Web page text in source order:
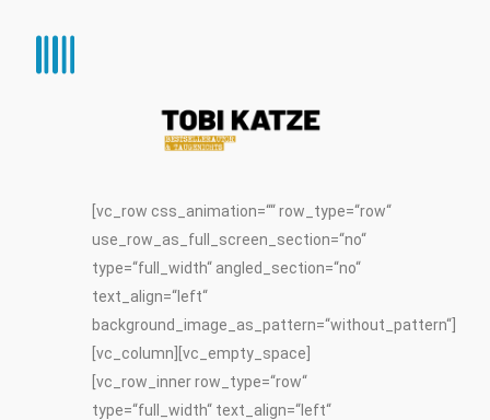
[vc_row css_animation=““ row_type=“row“
use_row_as_full_screen_section=“no“
type=“full_width“ angled_section=“no“
text_align=“left“
background_image_as_pattern=“without_pattern“]
[vc_column][vc_empty_space]
[vc_row_inner row_type=“row“
type=“full_width“ text_align=“left“